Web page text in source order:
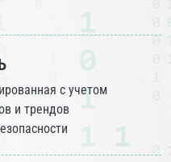
с учетом
и трендов